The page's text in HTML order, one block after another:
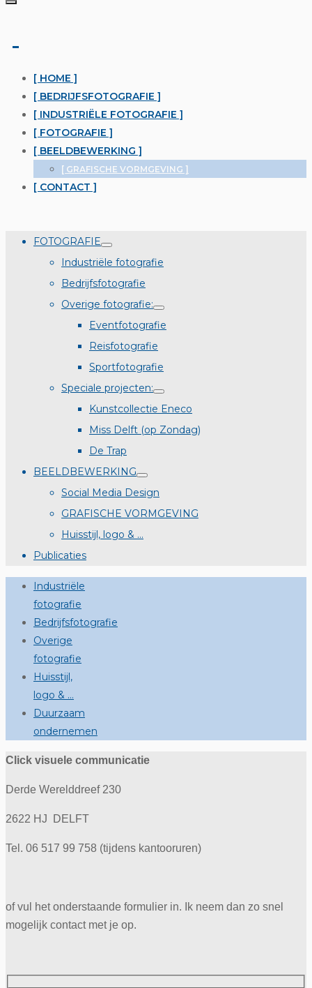
[ HOME ]
[ BEDRIJFSFOTOGRAFIE ]
[ INDUSTRIËLE FOTOGRAFIE ]
[ FOTOGRAFIE ]
[ BEELDBEWERKING ]
[ GRAFISCHE VORMGEVING ]
[ CONTACT ]
FOTOGRAFIE
Industriële fotografie
Bedrijfsfotografie
Overige fotografie:
Eventfotografie
Reisfotografie
Sportfotografie
Speciale projecten:
Kunstcollectie Eneco
Miss Delft (op Zondag)
De Trap
BEELDBEWERKING
Social Media Design
GRAFISCHE VORMGEVING
Huisstijl, logo & …
Publicaties
Industriële
fotografie
Bedrijfsfotografie
Overige
fotografie
Huisstijl,
logo & …
Duurzaam
ondernemen
Click visuele communicatie
Derde Werelddreef 230
2622 HJ DELFT
Tel. 06 517 99 758 (tijdens kantooruren)
of vul het onderstaande formulier in. Ik neem dan zo snel
mogelijk contact met je op.